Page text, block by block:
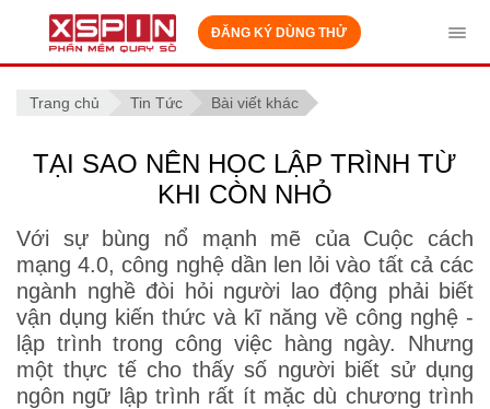
ĐĂNG KÝ DÙNG THỬ
Trang chủ Tin Tức Bài viết khác
TẠI SAO NÊN HỌC LẬP TRÌNH TỪ
KHI CÒN NHỎ
Với sự bùng nổ mạnh mẽ của Cuộc cách
mạng 4.0, công nghệ dần len lỏi vào tất cả các
ngành nghề đòi hỏi người lao động phải biết
vận dụng kiến thức và kĩ năng về công nghệ -
lập trình trong công việc hàng ngày. Nhưng
một thực tế cho thấy số người biết sử dụng
ngôn ngữ lập trình rất ít mặc dù chương trình